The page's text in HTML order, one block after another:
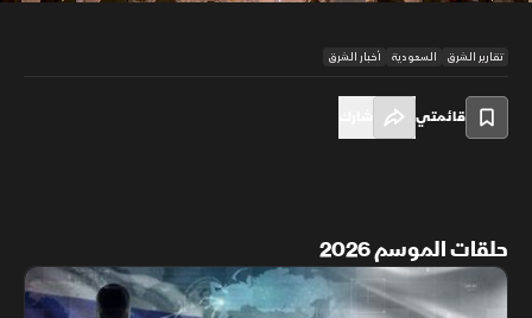
تقارير الشرق السعودية أخبار الشرق
قائمتي
حلقات الموسم 2026